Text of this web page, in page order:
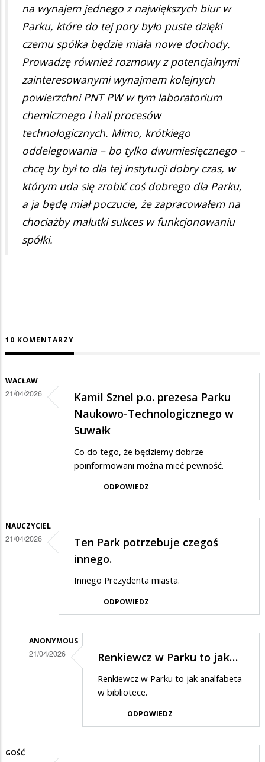
na wynajem jednego z największych biur w
Parku, które do tej pory było puste dzięki
czemu spółka będzie miała nowe dochody.
Prowadzę również rozmowy z potencjalnymi
zainteresowanymi wynajmem kolejnych
powierzchni PNT PW w tym laboratorium
chemicznego i hali procesów
technologicznych. Mimo, krótkiego
oddelegowania – bo tylko dwumiesięcznego –
chcę by był to dla tej instytucji dobry czas, w
którym uda się zrobić coś dobrego dla Parku,
a ja będę miał poczucie, że zapracowałem na
chociażby malutki sukces w funkcjonowaniu
spółki.
10 KOMENTARZY
WACŁAW
21/04/2026
Kamil Sznel p.o. prezesa Parku
Naukowo-Technologicznego w
Suwałk
Co do tego, że będziemy dobrze
poinformowani można mieć pewność.
ODPOWIEDZ
NAUCZYCIEL
21/04/2026
Ten Park potrzebuje czegoś
innego.
Innego Prezydenta miasta.
ODPOWIEDZ
ANONYMOUS
21/04/2026 Renkiewcz w Parku to jak…
Renkiewcz w Parku to jak analfabeta
w bibliotece.
ODPOWIEDZ
GOŚĆ